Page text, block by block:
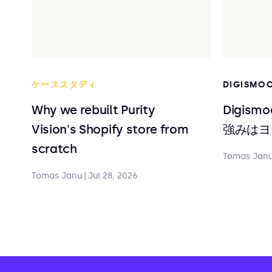
ケーススタディ
Why we rebuilt Purity
Vision's Shopify store from
scratch
Tomas Janu Jul 28, 2026
強みは
Tomas